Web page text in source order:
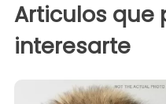
Articulos que
interesarte